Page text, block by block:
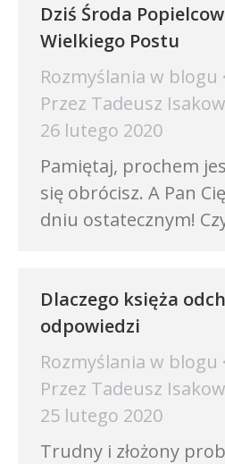
Dziś Środa
Wielkiego Postu
Rozmyślania w blogu
Przez Tadeusz
26 lutego 2020
Pamiętaj, prochem
się obrócisz. A Pan
dniu ostatecznym!
Dlaczego księża
odpowiedzi
Rozmyślania w blogu
Przez Tadeusz
25 lutego 2020
Trudny i złożony